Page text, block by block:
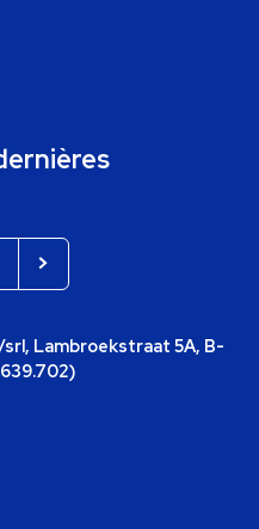
Lambroekstraat 5A, B-